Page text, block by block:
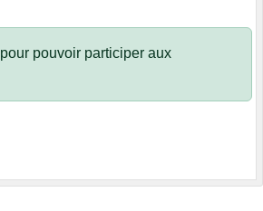
pour pouvoir participer aux